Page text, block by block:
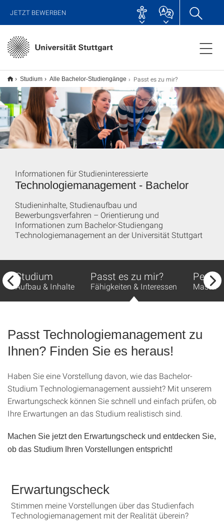
JETZT BEWERBEN
Studium Alle Bachelor-Studiengänge Passt es zu mir?
Technologiemanagement - Bachelor
Informationen für Studieninteressierte
Studieninhalte, Studienaufbau und
Bewerbungsverfahren – Orientierung und
Informationen zum Bachelor-Studiengang
Technologiemanagement an der Universität Stuttgart
Studium
Aufbau & Inhalte
Passt es zu mir?
Fähigkeiten & Interessen Master
Passt Technologiemanagement zu
Ihnen? Finden Sie es heraus!
Haben Sie eine Vorstellung davon, wie das Bachelor-
Studium Technologiemanagement aussieht? Mit unserem
Erwartungscheck können Sie schnell und einfach prüfen, ob
Ihre Erwartungen an das Studium realistisch sind.
Machen Sie jetzt den Erwartungscheck und entdecken Sie,
ob das Studium Ihren Vorstellungen entspricht!
Erwartungscheck
Stimmen meine Vorstellungen über das Studienfach
Technologiemanagement mit der Realität überein?